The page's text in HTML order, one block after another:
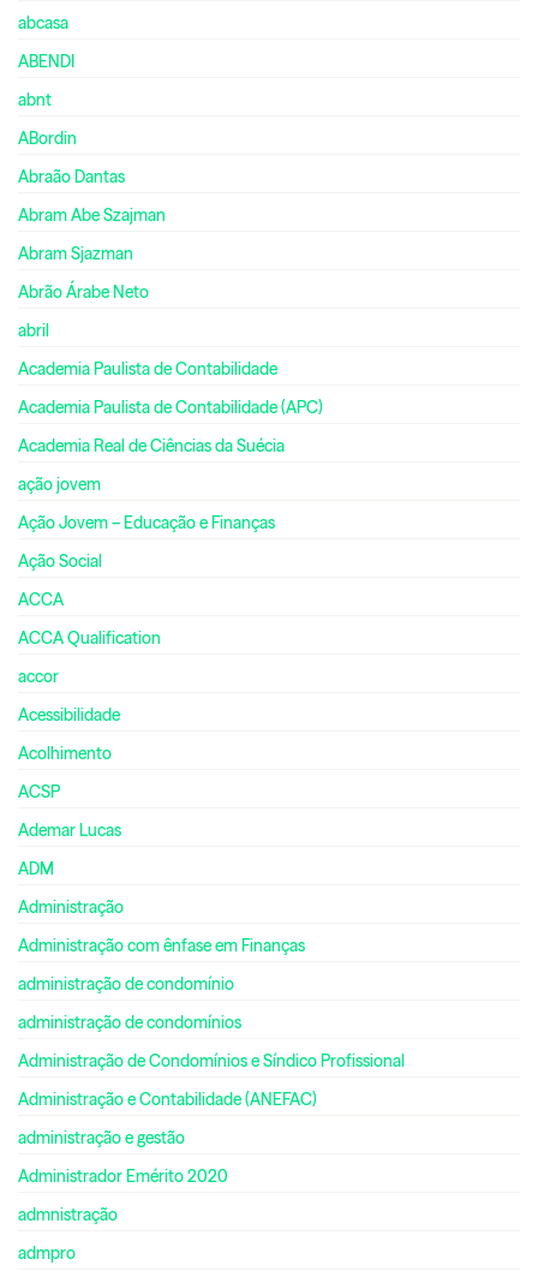
abcasa
ABENDI
abnt
ABordin
Abraão Dantas
Abram Abe Szajman
Abram Sjazman
Abrão Árabe Neto
abril
Academia Paulista de Contabilidade
Academia Paulista de Contabilidade (APC)
Academia Real de Ciências da Suécia
ação jovem
Ação Jovem – Educação e Finanças
Ação Social
ACCA
ACCA Qualification
accor
Acessibilidade
Acolhimento
ACSP
Ademar Lucas
ADM
Administração
Administração com ênfase em Finanças
administração de condomínio
administração de condomínios
Administração de Condomínios e Síndico Profissional
Administração e Contabilidade (ANEFAC)
administração e gestão
Administrador Emérito 2020
admnistração
admpro